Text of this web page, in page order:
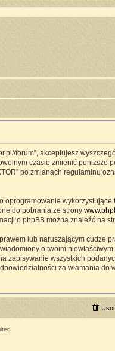
forum”, akceptujesz
czasie zmienić poniższe
po zmianach regulaminu
o oprogramowanie
do pobrania ze strony
o phpBB można znaleźć na
lub naruszającym cudze
o twoim
zapisywanie wszystkich
za włamania do